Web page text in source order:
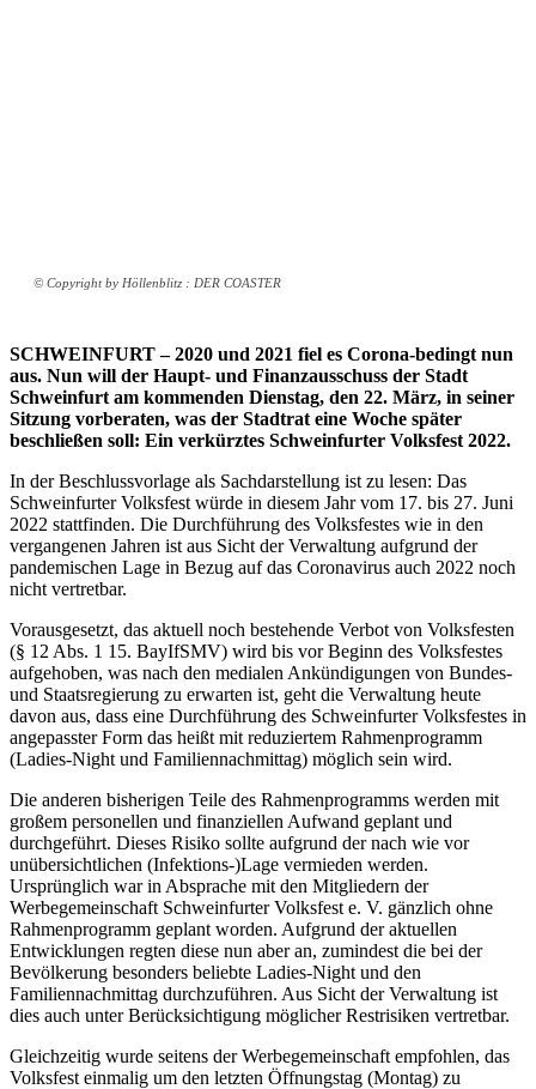
© Copyright by Höllenblitz : DER COASTER
SCHWEINFURT – 2020 und 2021 fiel es Corona-bedingt nun
aus. Nun will der Haupt- und Finanzausschuss der Stadt
Schweinfurt am kommenden Dienstag, den 22. März, in seiner
Sitzung vorberaten, was der Stadtrat eine Woche später
beschließen soll: Ein verkürztes Schweinfurter Volksfest 2022.
In der Beschlussvorlage als Sachdarstellung ist zu lesen: Das
Schweinfurter Volksfest würde in diesem Jahr vom 17. bis 27. Juni
2022 stattfinden. Die Durchführung des Volksfestes wie in den
vergangenen Jahren ist aus Sicht der Verwaltung aufgrund der
pandemischen Lage in Bezug auf das Coronavirus auch 2022 noch
nicht vertretbar.
Vorausgesetzt, das aktuell noch bestehende Verbot von Volksfesten
(§ 12 Abs. 1 15. BayIfSMV) wird bis vor Beginn des Volksfestes
aufgehoben, was nach den medialen Ankündigungen von Bundes-
und Staatsregierung zu erwarten ist, geht die Verwaltung heute
davon aus, dass eine Durchführung des Schweinfurter Volksfestes in
angepasster Form das heißt mit reduziertem Rahmenprogramm
(Ladies-Night und Familiennachmittag) möglich sein wird.
Die anderen bisherigen Teile des Rahmenprogramms werden mit
großem personellen und finanziellen Aufwand geplant und
durchgeführt. Dieses Risiko sollte aufgrund der nach wie vor
unübersichtlichen (Infektions-)Lage vermieden werden.
Ursprünglich war in Absprache mit den Mitgliedern der
Werbegemeinschaft Schweinfurter Volksfest e. V. gänzlich ohne
Rahmenprogramm geplant worden. Aufgrund der aktuellen
Entwicklungen regten diese nun aber an, zumindest die bei der
Bevölkerung besonders beliebte Ladies-Night und den
Familiennachmittag durchzuführen. Aus Sicht der Verwaltung ist
dies auch unter Berücksichtigung möglicher Restrisiken vertretbar.
Gleichzeitig wurde seitens der Werbegemeinschaft empfohlen, das
Volksfest einmalig um den letzten Öffnungstag (Montag) zu